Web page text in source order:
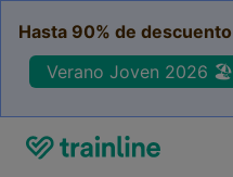
Hasta 90% de descuento
Verano Joven 2026 🏖️